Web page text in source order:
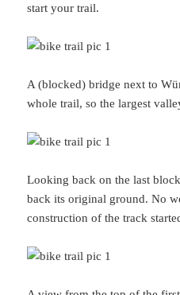
start your trail.
A (blocked) bridge next to
whole trail, so the largest
Looking back on the last
back its original ground. No
construction of the track